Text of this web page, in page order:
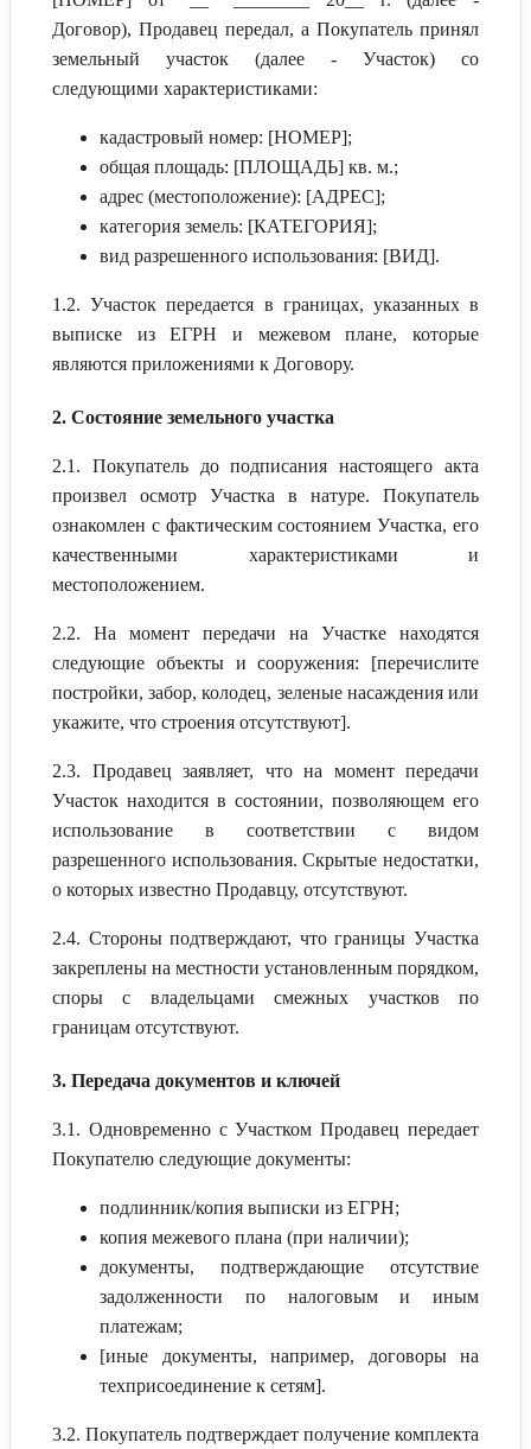
Договор), Продавец передал, а Покупатель принял
земельный участок (далее - Участок) со
следующими характеристиками:
кадастровый номер: [НОМЕР];
общая площадь: [ПЛОЩАДЬ] кв. м.;
адрес (местоположение): [АДРЕС];
категория земель: [КАТЕГОРИЯ];
вид разрешенного использования: [ВИД].
1.2. Участок передается в границах, указанных в
выписке из ЕГРН и межевом плане, которые
являются приложениями к Договору.
2. Состояние земельного участка
2.1. Покупатель до подписания настоящего акта
произвел осмотр Участка в натуре. Покупатель
ознакомлен с фактическим состоянием Участка, его
качественными характеристиками и
местоположением.
2.2. На момент передачи на Участке находятся
следующие объекты и сооружения: [перечислите
постройки, забор, колодец, зеленые насаждения или
укажите, что строения отсутствуют].
2.3. Продавец заявляет, что на момент передачи
Участок находится в состоянии, позволяющем его
использование в соответствии с видом
разрешенного использования. Скрытые недостатки,
о которых известно Продавцу, отсутствуют.
2.4. Стороны подтверждают, что границы Участка
закреплены на местности установленным порядком,
споры с владельцами смежных участков по
границам отсутствуют.
3. Передача документов и ключей
3.1. Одновременно с Участком Продавец передает
Покупателю следующие документы:
подлинник/копия выписки из ЕГРН;
копия межевого плана (при наличии);
документы, подтверждающие отсутствие
задолженности по налоговым и иным
платежам;
[иные документы, например, договоры на
техприсоединение к сетям].
3.2. Покупатель подтверждает получение комплекта